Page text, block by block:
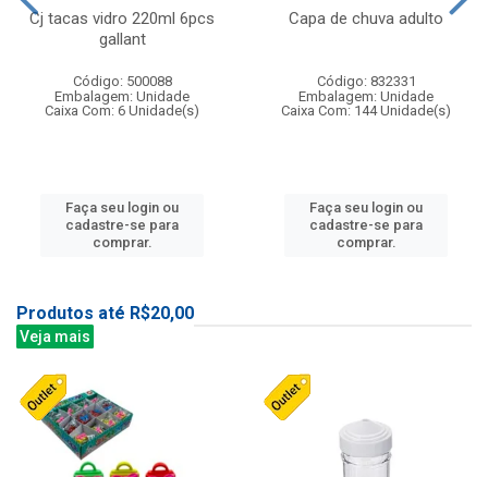
Cj tacas vidro 220ml 6pcs
gallant
Código: 500088
Embalagem: Unidade
Caixa Com: 6 Unidade(s)
Faça seu login ou
cadastre-se para
comprar.
Capa de chuva adulto
Código: 832331
Embalagem: Unidade
Caixa Com: 144 Unidade(s)
Faça seu login ou
cadastre-se para
comprar.
Produtos até R$20,00
Veja mais